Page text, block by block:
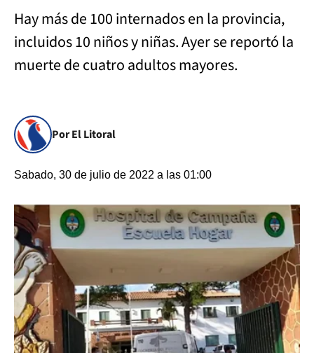
Hay más de 100 internados en la provincia,
incluidos 10 niños y niñas. Ayer se reportó la
muerte de cuatro adultos mayores.
Por El Litoral
Sabado, 30 de julio de 2022 a las 01:00